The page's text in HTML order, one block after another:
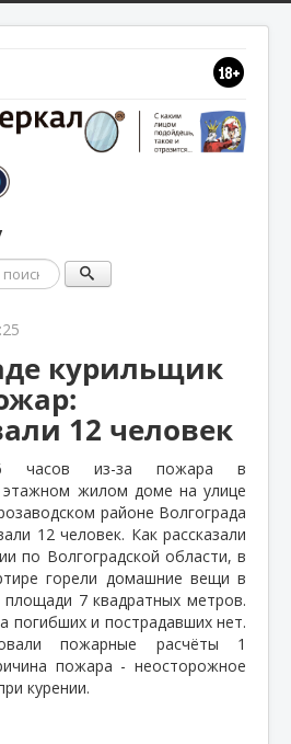
курильщик
12 человек
часов из-за пожара в
этажном жилом доме на улице
районе Волгограда
12 человек. Как рассказали
по Волгоградской области, в
горели домашние вещи в
7 квадратных метров.
погибших и пострадавших нет.
пожарные расчёты 1
пожара - неосторожное
курении.